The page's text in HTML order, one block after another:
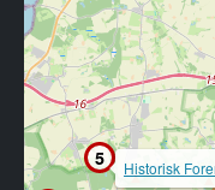
5
Historisk